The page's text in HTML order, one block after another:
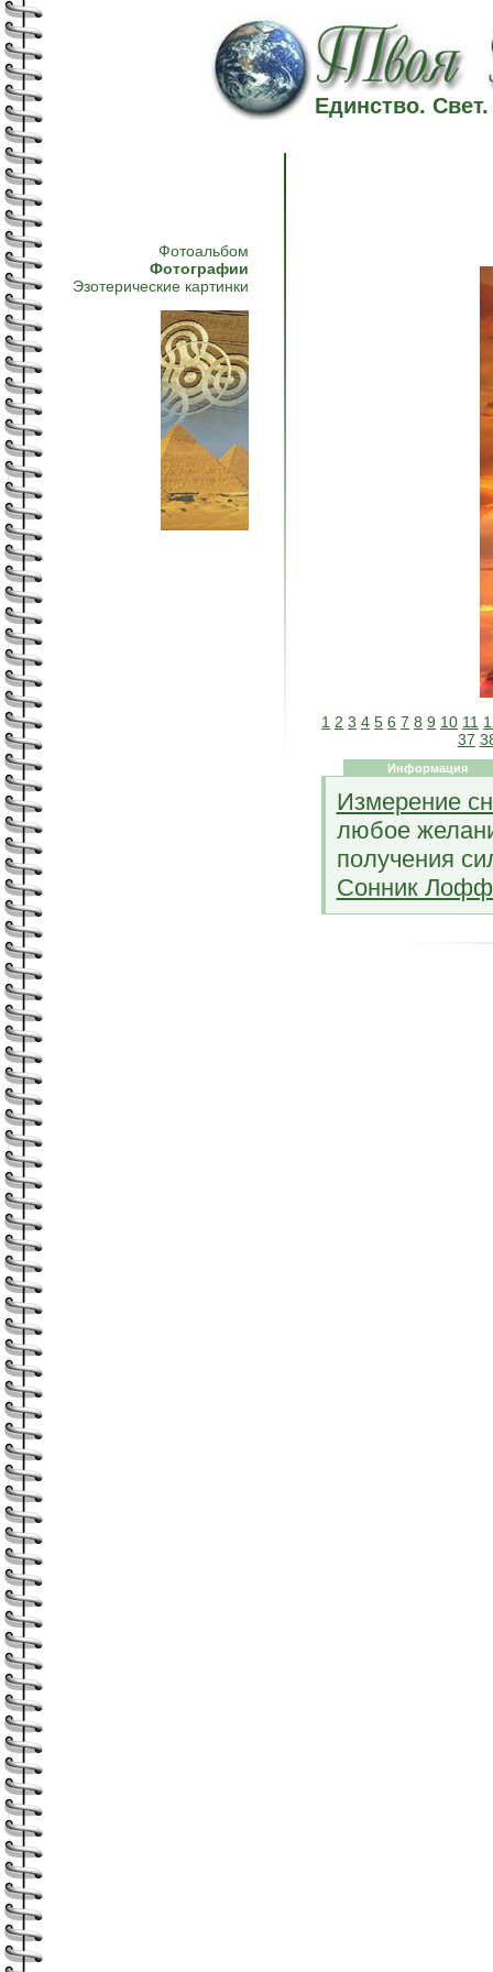
Единство.
Фотоальбом
Фотографии
Эзотерические картинки
1 2 3 4 5 6 7 8 9 10 11
37
Информация
Измерение
любое
получения
Сонник